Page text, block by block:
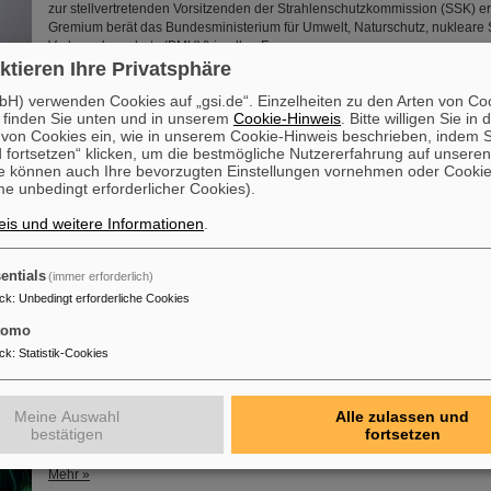
zur stellvertretenden Vorsitzenden der Strahlenschutzkommission (SSK)
Gremium berät das Bundesministerium für Umwelt, Naturschutz, nukleare
Verbraucherschutz (BMUV) in allen Fragen....
Mehr »
und Preisverleihung
Die diesjährige Jahrestagung der „FAIR-GSI Exotic Nuclei Community
Kurzem im Rahmen des „NUSTAR Annual Meeting“ bei GSI/FAIR statt.
Festkolloquium und der Preisträgersitzung gab es Gelegenheit zu
(Univ. Jyväskylä, Finnland) zum Thema „Präzisionsexperimente mit
Atomkernen“.
Mehr »
gegen Leber- und Lungenkrebs
Vor 25 Jahren wurden die ersten Patient*innen mit Schwerionen
Oberkörper, zum Beispiel in Lunge, Leber und Bauchspeicheldrüse,
sie durch die Atmung ständig in Bewegung sind. Einige Methoden sind
Routine, andere Entwicklungen des GSI Helmholtzzentrums für
Mehr »
Ihre Privatsphäre
verwenden Cookies auf „gsi.de“. Einzelheiten zu den Arten von
Sie unten und in unserem Cookie-Hinweis . Bitte willigen Sie in
Cookies ein, wie in unserem Cookie-Hinweis beschrieben, indem
fortsetzen“ klicken, um die bestmögliche Nutzererfahrung auf
können auch Ihre bevorzugten Einstellungen vornehmen oder
unbedingt erforderlicher Cookies).
und weitere Informationen
(immer erforderlich)
: Unbedingt erforderliche Cookies
: Statistik-Cookies
Meine Auswahl
bestätigen
Alle zulassen und
fortsetzen